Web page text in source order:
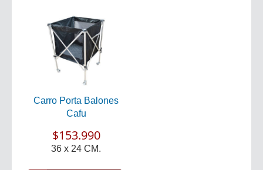
Carro Porta Balones
Cafu
$153.990
36 x 24 CM.